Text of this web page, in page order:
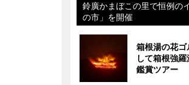
鈴廣かまぼこの里で恒例の
の市」を開催
箱根湯の花
して箱根強
鑑賞ツアー